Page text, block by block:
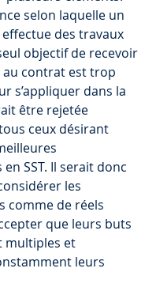
selon laquelle un
des travaux
objectif de recevoir
au contrat est trop
s’appliquer dans la
être rejetée
ceux désirant
SST. Il serait donc
les
comme de réels
que leurs buts
multiples et
leurs